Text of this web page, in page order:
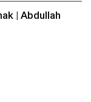
| Abdullah